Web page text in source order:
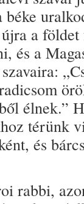
béke
a
és a
élnek.”
térünk
és
rabbi,